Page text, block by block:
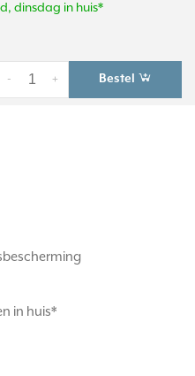
dinsdag in huis*
+
- Bestel
in huis*